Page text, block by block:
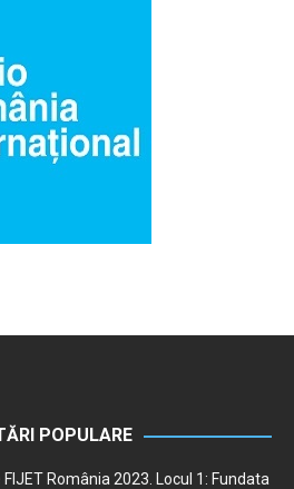
POPULARE
România 2023. Locul 1: Fundata